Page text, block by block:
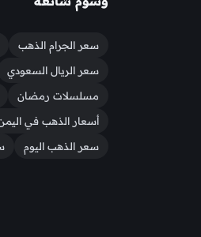
سعر الجرام الذهب
سعر الريال السعودي
مسلسلات رمضان
أسعار الذهب في
سعر الذهب اليوم